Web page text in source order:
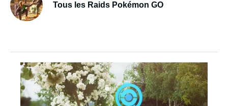
Tous les Raids Pokémon GO